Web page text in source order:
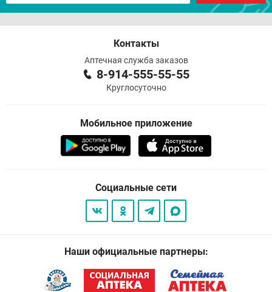
Контакты
Аптечная служба заказов
8-914-555-55-55
Круглосуточно
Мобильное приложение
Социальные сети
Наши официальные партнеры: